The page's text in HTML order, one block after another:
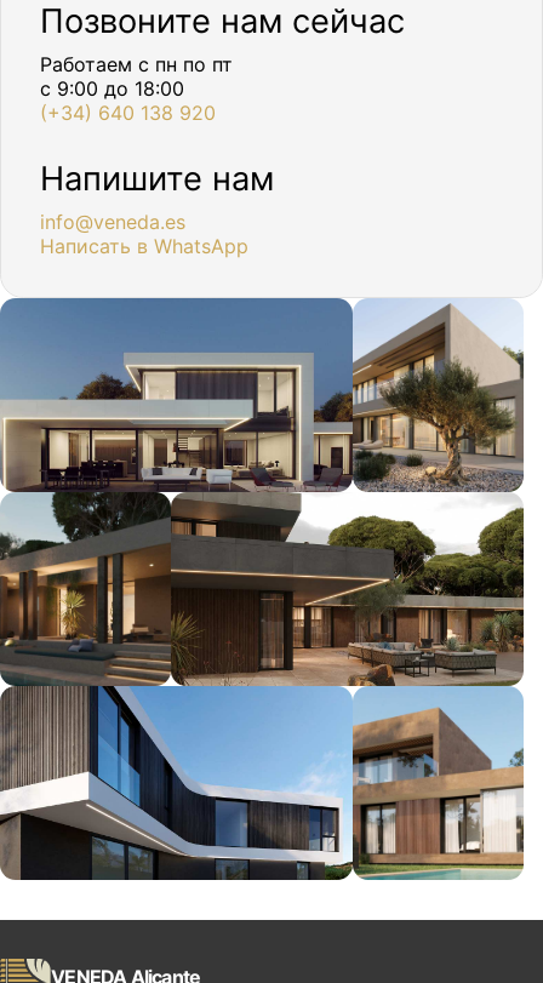
Позвоните нам сейчас
Работаем с пн по пт
с 9:00 до 18:00
(+34) 640 138 920
Напишите нам
info@veneda.es
Написать в WhatsApp
VENEDA Alicante